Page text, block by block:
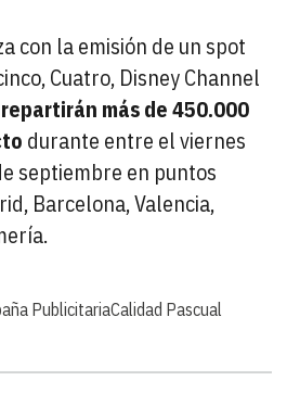
con la emisión de un spot
Cuatro, Disney Channel
más de 450.000
durante entre el viernes
septiembre en puntos
Barcelona, Valencia,
PublicitariaCalidad Pascual